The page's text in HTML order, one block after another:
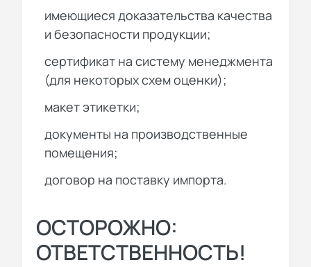
имеющиеся доказательства качества
и безопасности продукции;
сертификат на систему менеджмента
(для некоторых схем оценки);
макет этикетки;
документы на производственные
помещения;
договор на поставку импорта.
ОСТОРОЖНО:
ОТВЕТСТВЕННОСТЬ!